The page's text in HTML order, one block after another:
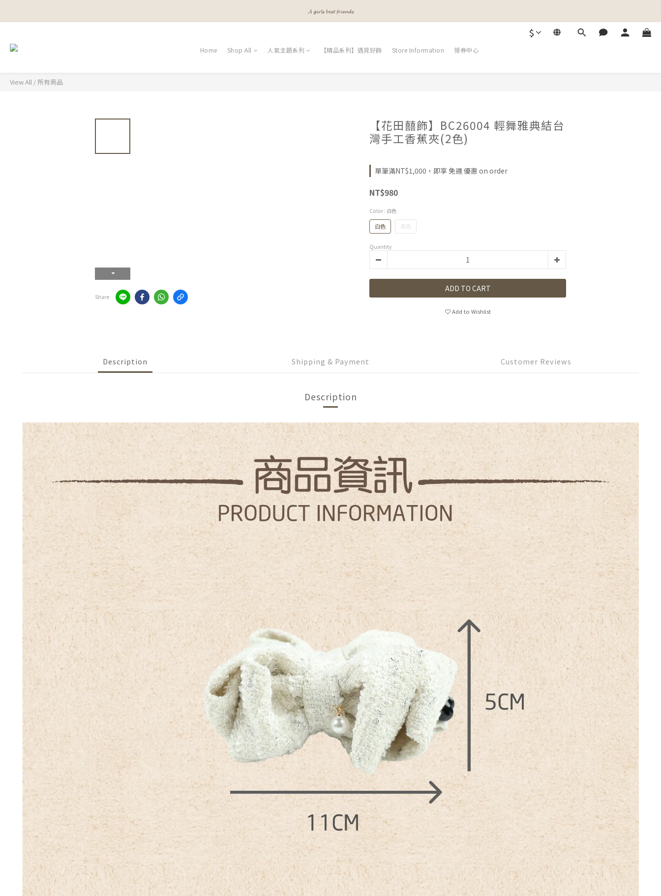
𝓐 𝓰𝓲𝓻𝓵𝓼 𝓫𝓮𝓼𝓽 𝓯𝓻𝓲𝓮𝓷𝓭𝓼
𝙈𝙚𝙚𝙩 𝙔𝙤𝙪𝙧 𝘽𝙚𝙖𝙪𝙩𝙮
$
Home Shop All 人氣主題系列 【精品系列】遇見好飾 Store Information 領券中心
View All / 所有商品
Share
【花田囍飾】BC26004 輕舞雅典結台
灣手工香蕉夾(2色)
單筆滿NT$1,000，即享 免運 優惠 on order
NT$980
Color : 白色
白色 黑色
Quantity
ADD TO CART
Add to Wishlist
Description Shipping & Payment Customer Reviews
Description